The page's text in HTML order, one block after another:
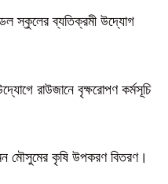
স্কুলের ব্যতিক্রমী উদ্যোগ
রাউজানে বৃক্ষরোপণ কর্মসূচি
মৌসুমের কৃষি উপকরণ বিতরণ।